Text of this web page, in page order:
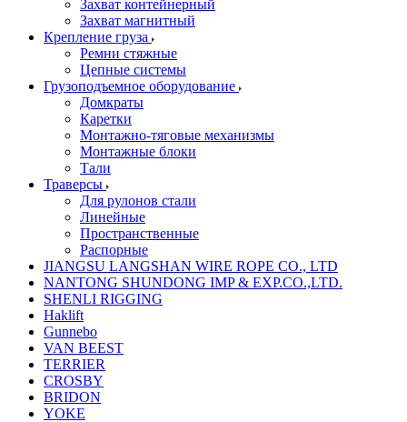
Захват контейнерный
Захват магнитный
Крепление груза
Ремни стяжные
Цепные системы
Грузоподъемное оборудование
Домкраты
Каретки
Монтажно-тяговые механизмы
Монтажные блоки
Тали
Траверсы
Для рулонов стали
Линейные
Пространственные
Распорные
JIANGSU LANGSHAN WIRE ROPE CO., LTD
NANTONG SHUNDONG IMP & EXP.CO.,LTD.
SHENLI RIGGING
Haklift
Gunnebo
VAN BEEST
TERRIER
CROSBY
BRIDON
YOKE